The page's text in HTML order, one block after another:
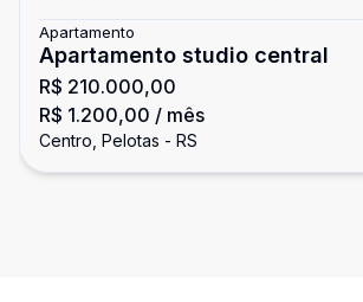
Apartamento
Apartamento studio central
R$ 210.000,00
R$ 1.200,00 / mês
Centro, Pelotas - RS